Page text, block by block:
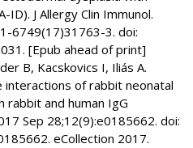
ID). J Allergy Clin Immunol.
6749(17)31763-3. doi:
[Epub ahead of print]
B, Kacskovics I, Iliás A.
interactions of rabbit neonatal
rabbit and human IgG
Sep 28;12(9):e0185662. doi:
eCollection 2017.